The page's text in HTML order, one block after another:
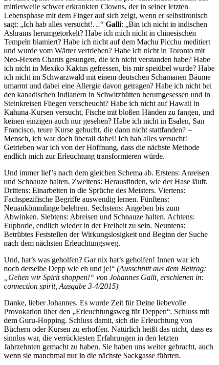
mittlerweile schwer erkrankten Clowns, der in seiner letzten
Lebensphase mit dem Finger auf sich zeigt, wenn er selbstironisch
sagt: „Ich hab alles versucht!…“ Galli: „Bin ich nicht in indischen
Ashrams herumgetorkelt? Habe ich mich nicht in chinesischen
Tempeln blamiert? Habe ich nicht auf dem Machu Picchu meditiert
und wurde vom Wärter vertrieben? Habe ich nicht in Toronto mit
Neo-Hexen Chants gesungen, die ich nicht verstanden habe? Habe
ich nicht in Mexiko Kaktus gefressen, bis mir speiübel wurde? Habe
ich nicht im Schwarzwald mit einem deutschen Schamanen Bäume
umarmt und dabei eine Allergie davon getragen? Habe ich nicht bei
den kanadischen Indianern in Schwitzhütten herumgesessen und in
Steinkreisen Fliegen verscheucht? Habe ich nicht auf Hawaii in
Kahuna-Kursen versucht, Fische mit bloßen Händen zu fangen, und
keinen einzigen auch nur gesehen? Habe ich nicht in Esalen, San
Francisco, teure Kurse gebucht, die dann nicht stattfanden? –
Mensch, ich war doch überall dabei! Ich hab alles versucht!
Getrieben war ich von der Hoffnung, dass die nächste Methode
endlich mich zur Erleuchtung transformieren würde.
Und immer lief’s nach dem gleichen Schema ab. Erstens: Anreisen
und Schnauze halten. Zweitens: Herausfinden, wie der Hase läuft.
Drittens: Einarbeiten in die Sprüche des Meisters. Viertens:
Fachspezifische Begriffe auswendig lernen. Fünftens:
Neuankömmlinge belehren. Sechstens: Angeben bis zum
Abwinken. Siebtens: Abreisen und Schnauze halten. Achtens:
Euphorie, endlich wieder in der Freiheit zu sein. Neuntens:
Betrübtes Feststellen der Wirkungslosigkeit und Beginn der Suche
nach dem nächsten Erleuchtungsweg.
Und, hat’s was geholfen? Gar nix hat’s geholfen! Innen war ich
noch derselbe Depp wie eh und je!“ (Ausschnitt aus dem Beitrag:
„Gehen wir Spirit shoppen!“ von Johannes Galli, erschienen in:
connection spirit, Ausgabe 3-4/2015)
Danke, lieber Johannes. Es wurde Zeit für Deine liebevolle
Provokation über den „Erleuchtungsweg für Deppen“. Schluss mit
dem Guru-Hopping. Schluss damit, sich die Erleuchtung von
Büchern oder Kursen zu erhoffen. Natürlich heißt das nicht, dass es
sinnlos war, die verrücktesten Erfahrungen in den letzten
Jahrzehnten gemacht zu haben. Sie haben uns weiter gebracht, auch
wenn sie manchmal nur in die nächste Sackgasse führten.